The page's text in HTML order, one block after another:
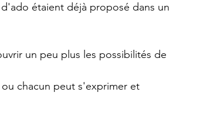
étaient déjà proposé dans un
un peu plus les possibilités de
chacun peut s'exprimer et